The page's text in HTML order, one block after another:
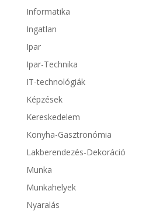
Informatika
Ingatlan
Ipar
Ipar-Technika
IT-technológiák
Képzések
Kereskedelem
Konyha-Gasztronómia
Lakberendezés-Dekoráció
Munka
Munkahelyek
Nyaralás